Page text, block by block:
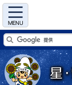
Menu